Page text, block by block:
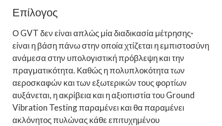
Επίλογος
Ο GVT δεν είναι απλώς μία διαδικασία μέτρησης·
είναι η βάση πάνω στην οποία χτίζεται η εμπιστοσύνη
ανάμεσα στην υπολογιστική πρόβλεψη και την
πραγματικότητα. Καθώς η πολυπλοκότητα των
αεροσκαφών και των εξωτερικών τους φορτίων
αυξάνεται, η ακρίβεια και η αξιοπιστία του Ground
Vibration Testing παραμένει και θα παραμένει
ακλόνητος πυλώνας κάθε επιτυχημένου